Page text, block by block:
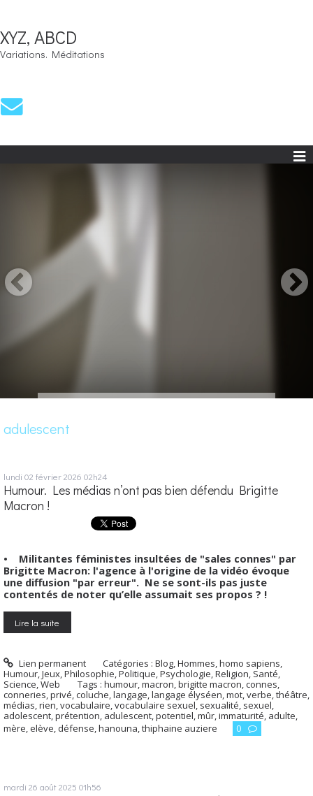
XYZ, ABCD
Variations. Méditations
adulescent
lundi 02 février 2026 02h24
Humour. Les médias n’ont pas bien défendu Brigitte
Macron !
• Militantes féministes insultées de "sales connes" par
Brigitte Macron: l'agence à l'origine de la vidéo évoque
une diffusion "par erreur". Ne se sont-ils pas juste
contentés de noter qu’elle assumait ses propos ? !
Lire la suite
Lien permanent Catégories :Blog ,Hommes, homo sapiens
Humour Jeux Philosophie Politique Psychologie Religion Santé
Science Web Tags : humour, macron brigitte macron connes
conneries privé coluche langage langage élyséen mot verbe théâtre
médias rien vocabulaire vocabulaire sexuel sexualité sexuel
adolescent prétention adulescent potentiel mûr immaturité adulte
mère elève défense hanouna thiphaine auziere 0
mardi 26 août 2025 01h56